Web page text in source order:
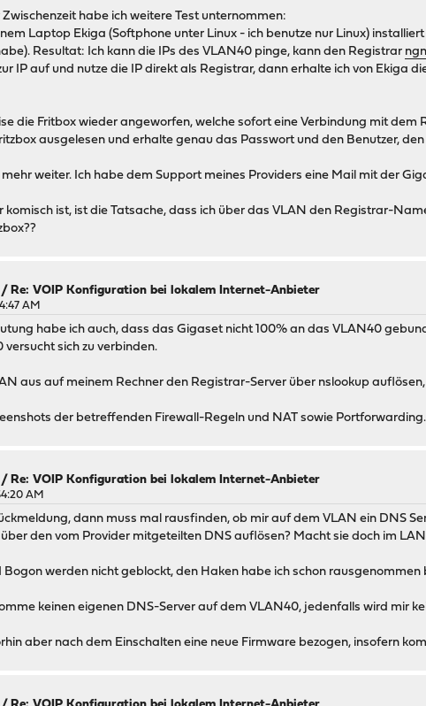
habe ich weitere Test unternommen:
Laptop Ekiga (Softphone unter Linux - ich benutze nur Linux)
Resultat: Ich kann die IPs des VLAN40 pinge, kann den Registrar
IP auf und nutze die IP direkt als Registrar, dann erhalte ich von Ekiga
die Fritbox wieder angeworfen, welche sofort eine Verbindung mit
ausgelesen und erhalte genau das Passwort und den Benutzer,
weiter. Ich habe dem Support meines Providers eine Mail mit der
komisch ist, ist die Tatsache, dass ich über das VLAN den Registrar-
/Re: VOIP Konfiguration bei lokalem Internet-Anbieter
AM
habe ich auch, dass das Gigaset nicht 100% an das VLAN40
versucht sich zu verbinden.
aus auf meinem Rechner den Registrar-Server über nslookup
der betreffenden Firewall-Regeln und NAT sowie Portforwarding.
/Re: VOIP Konfiguration bei lokalem Internet-Anbieter
AM
dann muss mal rausfinden, ob mir auf dem VLAN ein DNS
den vom Provider mitgeteilten DNS auflösen? Macht sie doch im
werden nicht geblockt, den Haken habe ich schon rausgenommen
keinen eigenen DNS-Server auf dem VLAN40, jedenfalls wird mir
aber nach dem Einschalten eine neue Firmware bezogen, insofern